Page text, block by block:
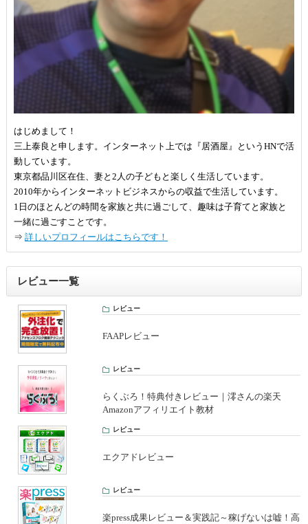
はじめまして！
三上泰良と申します。インターネット上では『居酒屋』というHNで活
動しています。
東京都品川区在住、妻と2人の子どもと楽しく生活しています。
2010年からインターネットビジネスからの収益で生活しています。
1日のほとんどの時間を家族と共に過ごして、趣味は子育てと家族と
一緒に過ごすことです。
⇒ 詳しいプロフィールはこちらです！
レビュー一覧
レビュー
FAAPレビュー
レビュー
らくぶろ！特典付きレビュー｜澪さんの楽天
Amazonアフィリエイト教材
レビュー
エクアドレビュー
レビュー
楽press成果レビュー＆実践記～稼げないは嘘！高